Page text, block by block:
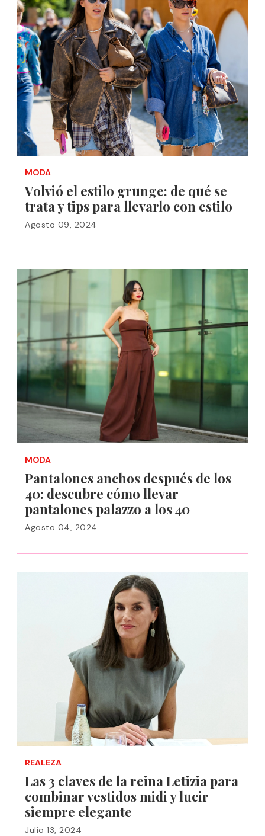
MODA
Volvió el estilo grunge: de qué se
trata y tips para llevarlo con estilo
Agosto 09, 2024
MODA
Pantalones anchos después de los
40: descubre cómo llevar
pantalones palazzo a los 40
Agosto 04, 2024
REALEZA
Las 3 claves de la reina Letizia para
combinar vestidos midi y lucir
siempre elegante
Julio 13, 2024